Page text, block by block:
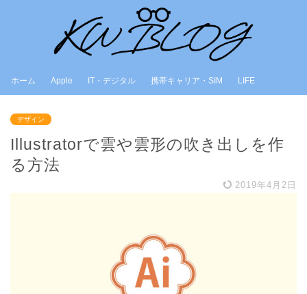
ホーム Apple IT・デジタル 携帯キャリア・SIM LIFE
デザイン
Illustratorで雲や雲形の吹き出しを作
る方法
2019年4月2日